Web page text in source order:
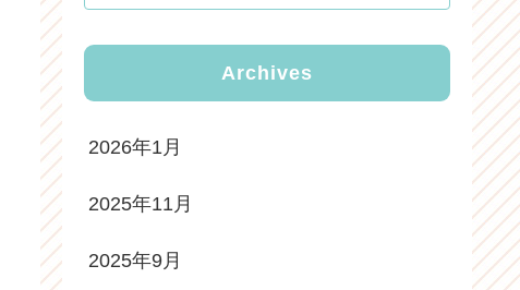
Archives
2026年1月
2025年11月
2025年9月